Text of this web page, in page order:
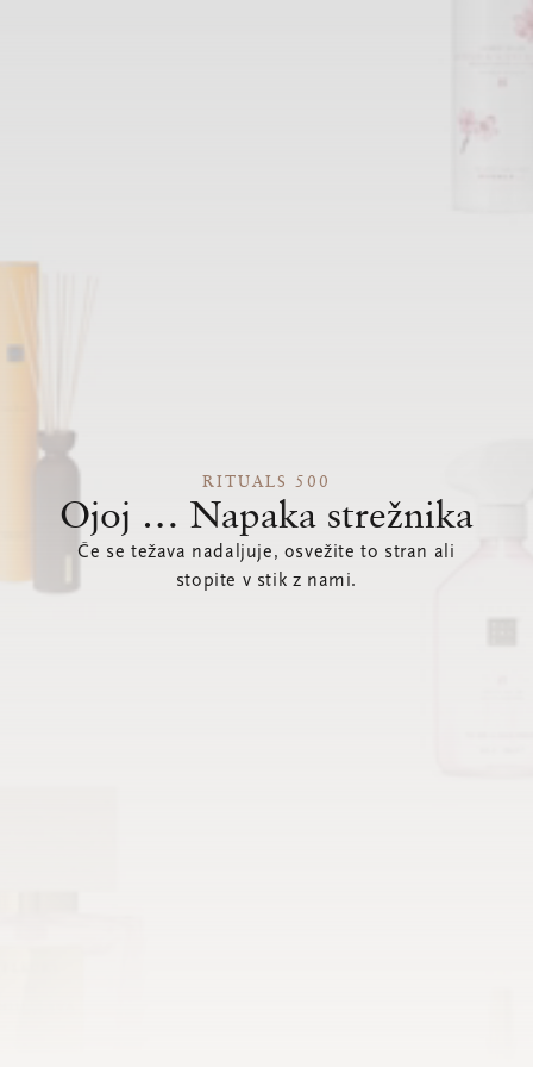
RITUALS 500
Ojoj … Napaka strežnika
Če se težava nadaljuje, osvežite to stran ali
stopite v stik z nami.